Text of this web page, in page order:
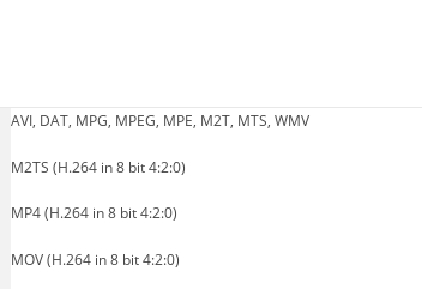
AVI, DAT, MPG, MPEG, MPE, M2T, MTS, WMV
M2TS (H.264 in 8 bit 4:2:0)
MP4 (H.264 in 8 bit 4:2:0)
MOV (H.264 in 8 bit 4:2:0)